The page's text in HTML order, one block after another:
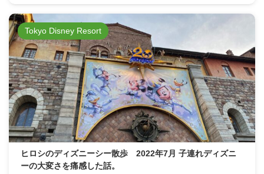
Tokyo Disney Resort
ヒロシのディズニーシー散歩 2022年7月 子連れディズニ
ーの大変さを痛感した話。